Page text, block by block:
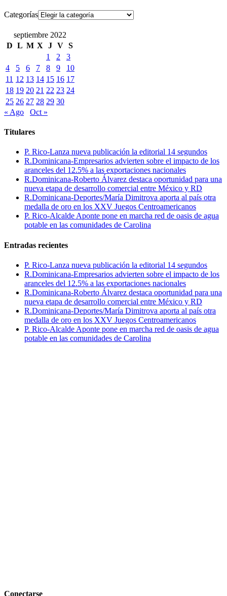
Categorías
septiembre 2022
D L M X J V S
1
2
3
4
5 6 7 8 9
10
11 12 13 14 15 16 17
18 19 20 21 22 23 24
25 26 27 28 29 30
« Ago
Oct »
Titulares
P. Rico-Lanza nueva publicación la editorial 14 segundos
R.Dominicana-Empresarios advierten sobre el impacto de los
aranceles del 12.5% a las exportaciones nacionales
R.Dominicana-Roberto Álvarez destaca oportunidad para una
nueva etapa de desarrollo comercial entre México y RD
R.Dominicana-Deportes/María Dimitrova aporta al país otra
medalla de oro en los XXV Juegos Centroamericanos
P. Rico-Alcalde Aponte pone en marcha red de oasis de agua
potable en las comunidades de Carolina
Entradas recientes
P. Rico-Lanza nueva publicación la editorial 14 segundos
R.Dominicana-Empresarios advierten sobre el impacto de los
aranceles del 12.5% a las exportaciones nacionales
R.Dominicana-Roberto Álvarez destaca oportunidad para una
nueva etapa de desarrollo comercial entre México y RD
R.Dominicana-Deportes/María Dimitrova aporta al país otra
medalla de oro en los XXV Juegos Centroamericanos
P. Rico-Alcalde Aponte pone en marcha red de oasis de agua
potable en las comunidades de Carolina
Conectarse